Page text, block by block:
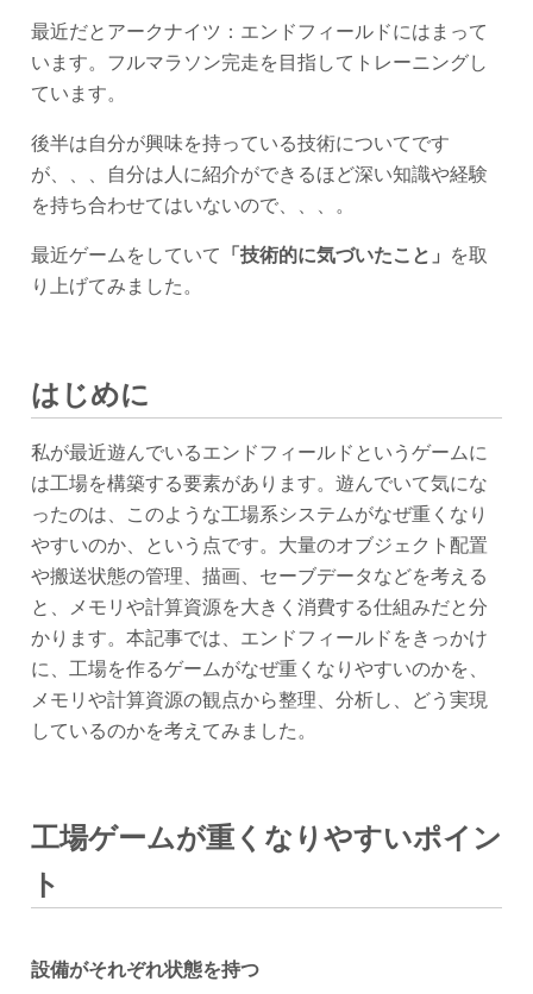
最近だとアークナイツ：エンドフィールドにはまって
います。フルマラソン完走を目指してトレーニングし
ています。
後半は自分が興味を持っている技術についてです
が、、、自分は人に紹介ができるほど深い知識や経験
を持ち合わせてはいないので、、、。
最近ゲームをしていて 「技術的に気づいたこと」
を取
り上げてみました。
はじめに
私が最近遊んでいるエンドフィールドというゲームに
は工場を構築する要素があります。遊んでいて気にな
ったのは、このような工場系システムがなぜ重くなり
やすいのか、という点です。大量のオブジェクト配置
や搬送状態の管理、描画、セーブデータなどを考える
と、メモリや計算資源を大きく消費する仕組みだと分
かります。本記事では、エンドフィールドをきっかけ
に、工場を作るゲームがなぜ重くなりやすいのかを、
メモリや計算資源の観点から整理、分析し、どう実現
しているのかを考えてみました。
工場ゲームが重くなりやすいポイン
ト
設備がそれぞれ状態を持つ